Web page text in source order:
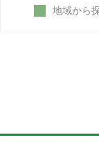
地域から